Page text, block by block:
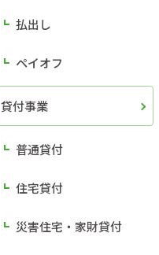
払出し
ペイオフ
貸付事業
普通貸付
住宅貸付
災害住宅・家財貸付